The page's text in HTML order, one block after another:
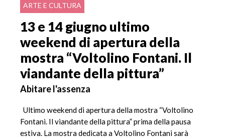
ARTE E CULTURA
13 e 14 giugno ultimo
weekend di apertura della
mostra “Voltolino Fontani. Il
viandante della pittura”
Abitare l'assenza
Ultimo weekend di apertura della mostra “Voltolino
Fontani. Il viandante della pittura” prima della pausa
estiva. La mostra dedicata a Voltolino Fontani sarà